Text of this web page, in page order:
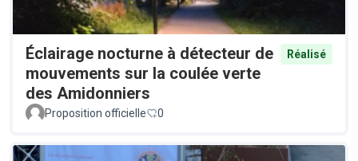
Éclairage nocturne à détecteur de
mouvements sur la coulée verte
des Amidonniers
Réalisé
Proposition officielle 0